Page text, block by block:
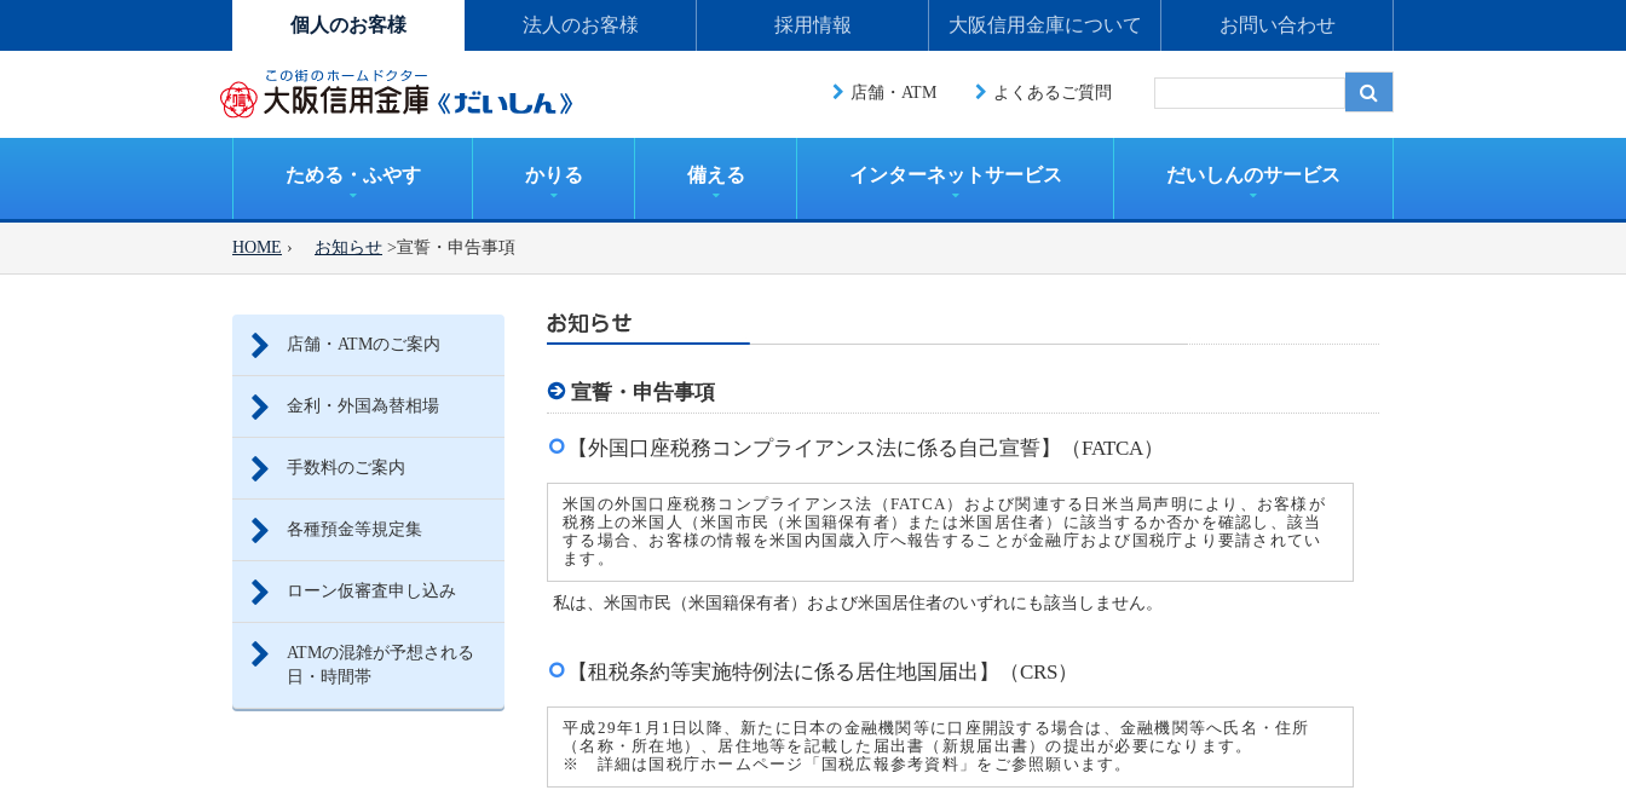
個人のお客様 法人のお客様 採用情報 大阪信用金庫について お問い合わせ
店舗・ATM よくあるご質問
ためる・ふやす かりる 備える インターネットサービス だいしんのサービス
HOME › お知らせ >宣誓・申告事項
宣誓・申告事項
【外国口座税務コンプライアンス法に係る自己宣誓】（FATCA）
米国の外国口座税務コンプライアンス法（FATCA）および関連する日米当局声明により、お客様が
税務上の米国人（米国市民（米国籍保有者）または米国居住者）に該当するか否かを確認し、該当
する場合、お客様の情報を米国内国歳入庁へ報告することが金融庁および国税庁より要請されてい
ます。
私は、米国市民（米国籍保有者）および米国居住者のいずれにも該当しません。
【租税条約等実施特例法に係る居住地国届出】（CRS）
平成29年1月1日以降、新たに日本の金融機関等に口座開設する場合は、金融機関等へ氏名・住所
（名称・所在地）、居住地等を記載した届出書（新規届出書）の提出が必要になります。
※ 詳細は国税庁ホームページ「国税広報参考資料」をご参照願います。
店舗・ATMのご案内
金利・外国為替相場
手数料のご案内
各種預金等規定集
ローン仮審査申し込み
ATMの混雑が予想される
日・時間帯